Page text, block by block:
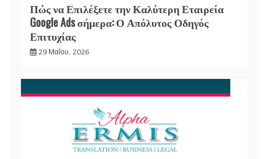
Πώς να Επιλέξετε την Καλύτερη Εταιρεία
Google Ads σήμερα: Ο Απόλυτος Οδηγός
Επιτυχίας
29 Μαΐου, 2026